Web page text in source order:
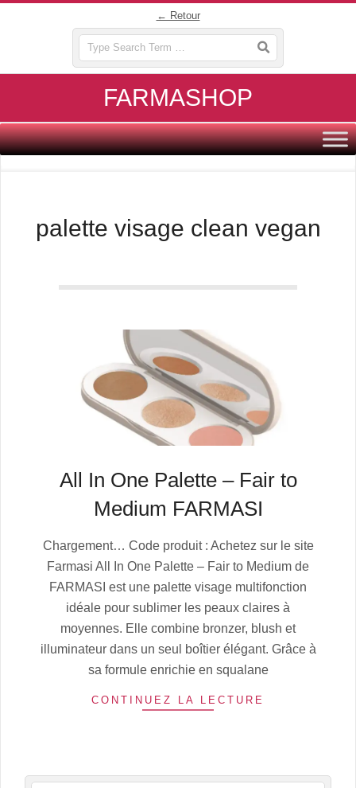
← Retour
FARMASHOP
Primary
Navigation
palette visage clean vegan
All In One Palette – Fair to
Medium FARMASI
07-
04
Chargement… Code produit : Achetez sur le site
Farmasi All In One Palette – Fair to Medium de
FARMASI est une palette visage multifonction
idéale pour sublimer les peaux claires à
moyennes. Elle combine bronzer, blush et
illuminateur dans un seul boîtier élégant. Grâce à
sa formule enrichie en squalane
CONTINUEZ LA LECTURE